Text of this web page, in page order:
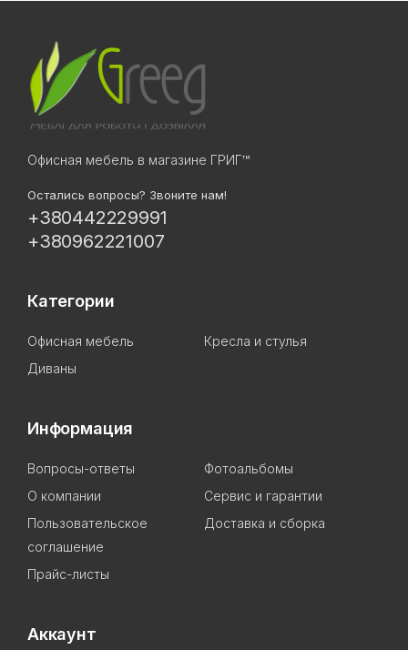
Офисная мебель в магазине ГРИГ™
Остались вопросы? Звоните нам!
+380442229991
+380962221007
Категории
Офисная мебель
Кресла и стулья
Диваны
Информация
Вопросы-ответы
Фотоальбомы
О компании
Сервис и гарантии
Пользовательское
соглашение
Доставка и сборка
Прайс-листы
Аккаунт